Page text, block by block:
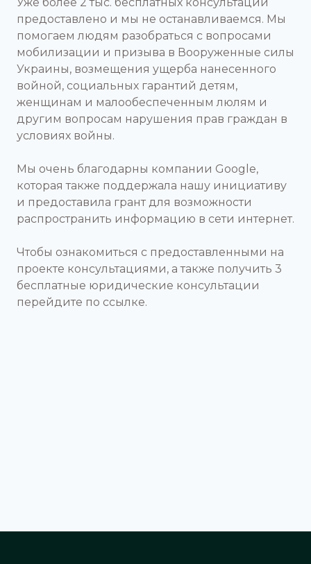
предоставлено и мы не останавливаемся. Мы
помогаем людям разобраться с вопросами
мобилизации и призыва в Вооруженные силы
Украины, возмещения ущерба нанесенного
войной, социальных гарантий детям,
женщинам и малообеспеченным люлям и
другим вопросам нарушения прав граждан в
условиях войны.
Мы очень благодарны компании Google,
которая также поддержала нашу инициативу
и предоставила грант для возможности
распространить информацию в сети интернет.
Чтобы ознакомиться с предоставленными на
проекте консультациями, а также получить 3
бесплатные юридические консультации
перейдите по ссылке.